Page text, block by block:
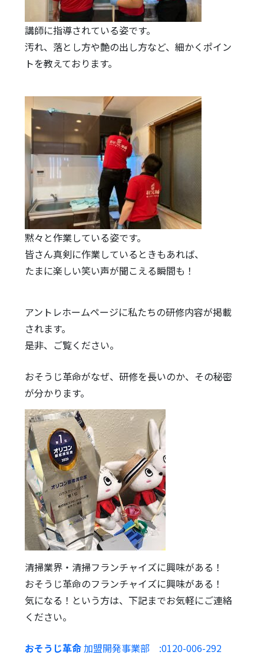
講師に指導されている姿です。
汚れ、落とし方や艶の出し方など、細かくポイン
トを教えております。
黙々と作業している姿です。
皆さん真剣に作業しているときもあれば、
たまに楽しい笑い声が聞こえる瞬間も！
アントレホームページに私たちの研修内容が掲載
されます。
是非、ご覧ください。
おそうじ革命がなぜ、研修を長いのか、 その秘密
が分かります。
清掃業界・清掃フランチャイズに興味がある！
おそうじ革命のフランチャイズに興味がある！
気になる！という方は、下記までお気軽にご連絡
ください。
おそうじ革命加盟開発事業部 :0120-006-292